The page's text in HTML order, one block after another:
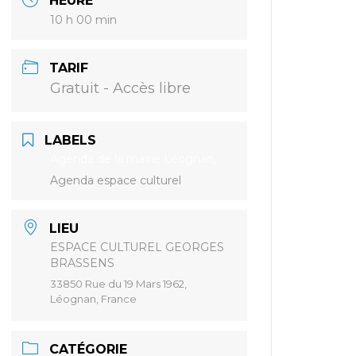
10 h 00 min
TARIF
Gratuit - Accès libre
LABELS
Agenda espace culturel
LIEU
ESPACE CULTUREL GEORGES
BRASSENS
33850 Rue du 19 Mars 1962,
Léognan, France
CATÉGORIE